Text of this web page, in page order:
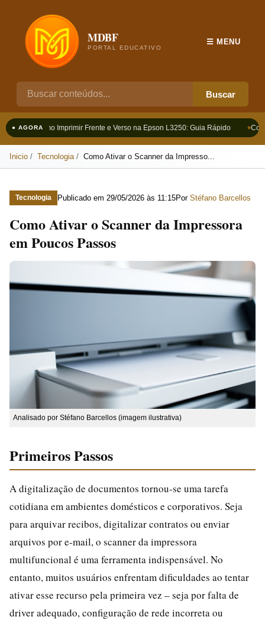
MDBF
PORTAL EDUCATIVO
Buscar
☰ MENU
● AGORAComo Imprimir Frente e Verso na Epson L3250: Guia Rápido
Inicio Tecnologia Como Ativar o Scanner da Impresso...
Tecnologia Publicado em 29/05/2026 às 11:15Por Stéfano Barcellos
Como Ativar o Scanner da Impressora
em Poucos Passos
Analisado por Stéfano Barcellos (imagem ilustrativa)
Primeiros Passos
A digitalização de documentos tornou-se uma tarefa
cotidiana em ambientes domésticos e corporativos. Seja
para arquivar recibos, digitalizar contratos ou enviar
arquivos por e-mail, o scanner da impressora
multifuncional é uma ferramenta indispensável. No
entanto, muitos usuários enfrentam dificuldades ao tentar
ativar esse recurso pela primeira vez – seja por falta de
driver adequado, configuração de rede incorreta ou